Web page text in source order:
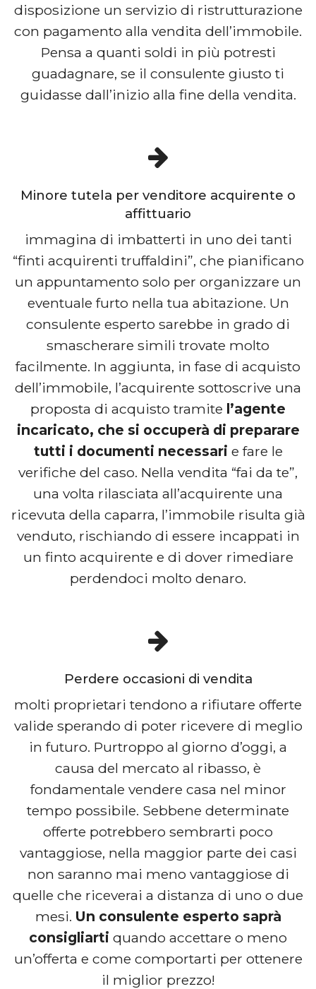
disposizione un servizio di ristrutturazione
con pagamento alla vendita dell’immobile.
Pensa a quanti soldi in più potresti
guadagnare, se il consulente giusto ti
guidasse dall’inizio alla fine della vendita.
Minore tutela per venditore acquirente o
affittuario
immagina di imbatterti in uno dei tanti
“finti acquirenti truffaldini”, che pianificano
un appuntamento solo per organizzare un
eventuale furto nella tua abitazione. Un
consulente esperto sarebbe in grado di
smascherare simili trovate molto
facilmente. In aggiunta, in fase di acquisto
dell’immobile, l’acquirente sottoscrive una
proposta di acquisto tramite l’agente
incaricato, che si occuperà di preparare
tutti i documenti necessari e fare le
verifiche del caso. Nella vendita “fai da te”,
una volta rilasciata all’acquirente una
ricevuta della caparra, l’immobile risulta già
venduto, rischiando di essere incappati in
un finto acquirente e di dover rimediare
perdendoci molto denaro.
Perdere occasioni di vendita
molti proprietari tendono a rifiutare offerte
valide sperando di poter ricevere di meglio
in futuro. Purtroppo al giorno d’oggi, a
causa del mercato al ribasso, è
fondamentale vendere casa nel minor
tempo possibile. Sebbene determinate
offerte potrebbero sembrarti poco
vantaggiose, nella maggior parte dei casi
non saranno mai meno vantaggiose di
quelle che riceverai a distanza di uno o due
mesi. Un consulente esperto saprà
consigliarti quando accettare o meno
un’offerta e come comportarti per ottenere
il miglior prezzo!